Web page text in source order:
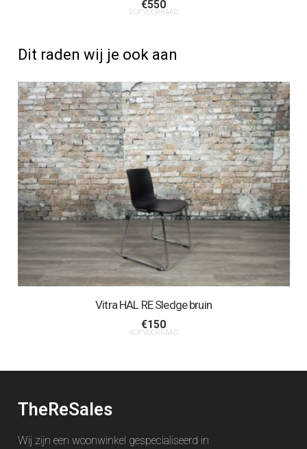
€550
2 OP VOORRAAD
Dit raden wij je ook aan
Vitra HAL RE Sledge bruin
€150
4 OP VOORRAAD
TheReSales
Wij zijn een woonwinkel gespecialiseerd in